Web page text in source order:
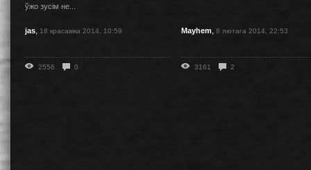
ўжо зусім не...
jas, 18 красавіка 2014, 10:59
2556 0
Mayhem, 8 лютага 2014, 22:53
3161 2